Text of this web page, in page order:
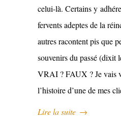
celui-là. Certains y
fervents adeptes de la
autres racontent pis que
souvenirs du passé (dixit
VRAI ? FAUX ? Je vais
l’histoire d’une de mes
Lire la suite →